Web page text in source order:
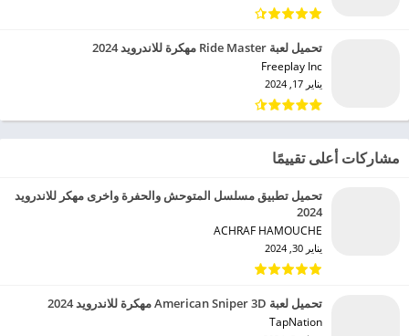
تحميل لعبة Ride Master مهكرة للاندرويد 2024
Freeplay Inc‏
يناير 17, 2024
مشاركات أعلى تقييمًا
تحميل تطبيق مسلسل المتوحش والحفرة واخرى مهكر للاندرويد
2024
ACHRAF HAMOUCHE‏
يناير 30, 2024
تحميل لعبة American Sniper 3D مهكرة للاندرويد 2024
TapNation‏